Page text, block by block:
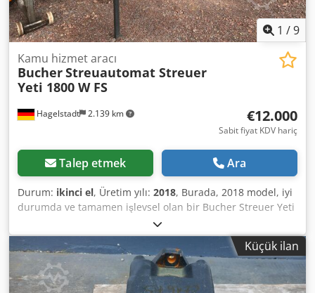
1 /9
Hagelstadt 2.139 km
Kamu hizmet aracı
BucherStreuautomat Streuer
Yeti 1800 W FS
€12.000
Sabit fiyat KDV hariç
Talep etmek Ara
Durum: ikinci el, Üretim yılı: 2018, Burada, 2018 model, iyi
durumda ve tamamen işlevsel olan bir Bucher Streuer Yeti
1800 W FS satıyoruz. Daha fazla bilgi ve donanım detayları
için lütfen talep edin. Depo adresi: 07806 Neustadt/Orla.
Cjdezkdu Rspfx Algorf
Küçük ilan